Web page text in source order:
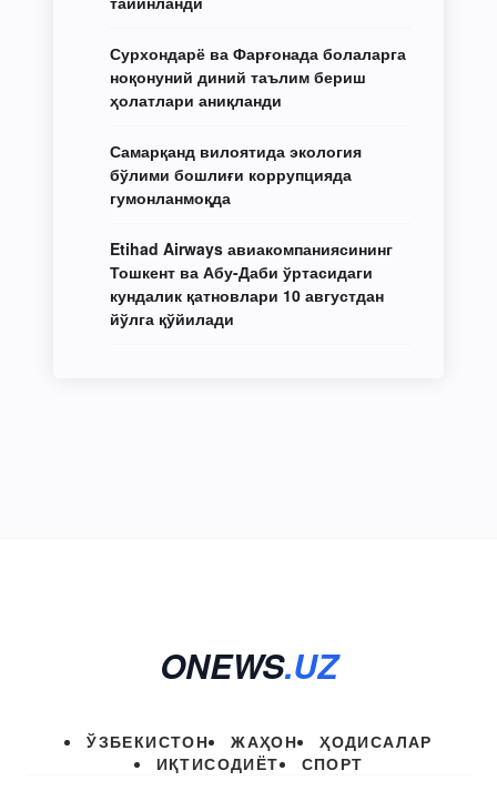
Сурхондарё ва Фарғонада болаларга
ноқонуний диний таълим бериш
ҳолатлари аниқланди
Самарқанд вилоятида экология
бўлими бошлиғи коррупцияда
гумонланмоқда
Etihad Airways авиакомпаниясининг
Тошкент ва Абу-Даби ўртасидаги
кундалик қатновлари 10 августдан
йўлга қўйилади
ONEWS.UZ
ЎЗБЕКИСТОН ЖАҲОН
ҲОДИСАЛАР
ИҚТИСОДИЁТ
СПОРТ